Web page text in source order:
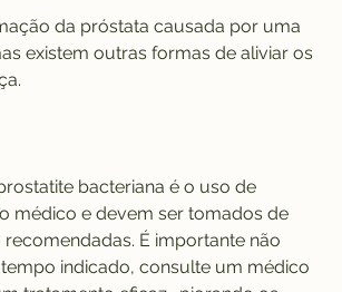
da próstata causada por uma
existem outras formas de aliviar os
bacteriana é o uso de
médico e devem ser tomados de
É importante não
indicado, consulte um médico